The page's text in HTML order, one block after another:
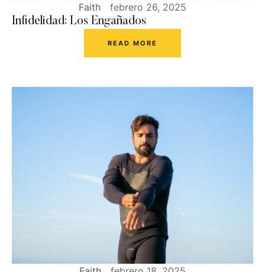
Faith
febrero 26, 2025
Infidelidad: Los Engañados
READ MORE